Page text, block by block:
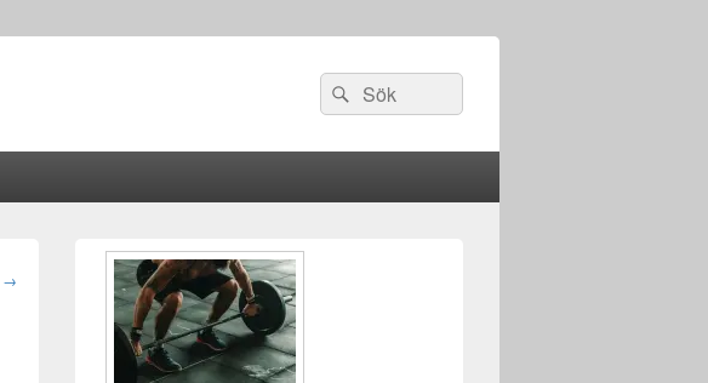
Sök
efter:
Sök
→
Primära
sidofältet
Widget
område